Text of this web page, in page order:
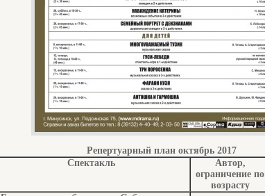
Репертуарный план октябрь 2017
Спектакль
Автор,
ограничение по
возрасту